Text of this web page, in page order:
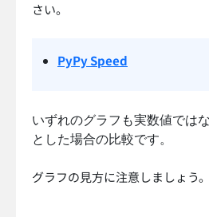
さい。
PyPy Speed
いずれのグラフも実数値では
とした場合の比較です。
グラフの見方に注意しましょう。